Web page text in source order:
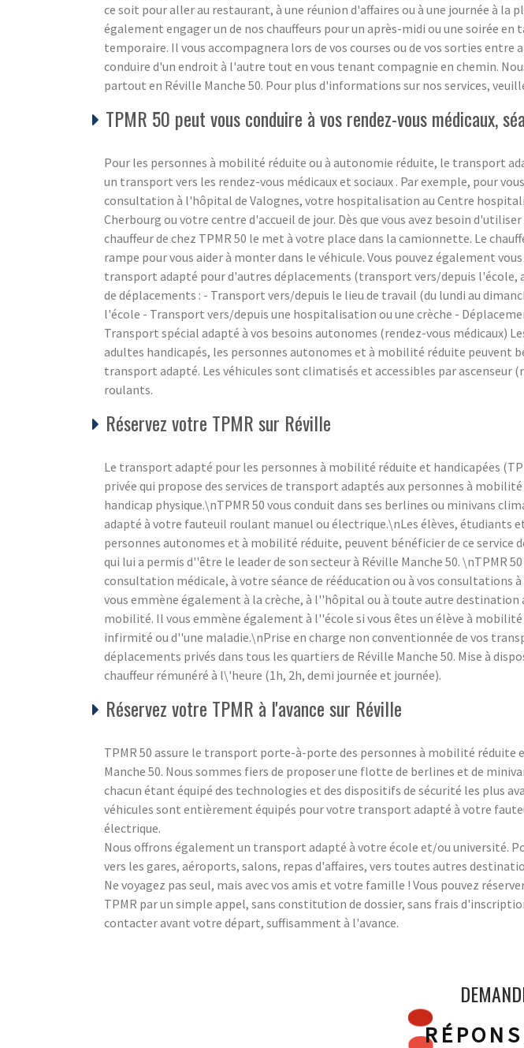
ce soit pour aller au restaurant, à une réunion d'affaires ou à une journée à la
également engager un de nos chauffeurs pour un après-midi ou une soirée en
temporaire. Il vous accompagnera lors de vos courses ou de vos sorties entre
conduire d'un endroit à l'autre tout en vous tenant compagnie en chemin.
partout en Réville Manche 50. Pour plus d'informations sur nos services,
TPMR 50 peut vous conduire à vos rendez-vous médicaux,
Pour les personnes à mobilité réduite ou à autonomie réduite, le transport
un transport vers les rendez-vous médicaux et sociaux . Par exemple, pour
consultation à l'hôpital de Valognes, votre hospitalisation au Centre
Cherbourg ou votre centre d'accueil de jour. Dès que vous avez besoin
chauffeur de chez TPMR 50 le met à votre place dans la camionnette. Le
rampe pour vous aider à monter dans le véhicule. Vous pouvez également vous
transport adapté pour d'autres déplacements (transport vers/depuis l'école,
de déplacements : - Transport vers/depuis le lieu de travail (du lundi au
l'école - Transport vers/depuis une hospitalisation ou une crèche -
Transport spécial adapté à vos besoins autonomes (rendez-vous médicaux)
adultes handicapés, les personnes autonomes et à mobilité réduite peuvent
transport adapté. Les véhicules sont climatisés et accessibles par ascenseur
roulants.
Réservez votre TPMR sur Réville
Le transport adapté pour les personnes à mobilité réduite et handicapées
privée qui propose des services de transport adaptés aux personnes à
handicap physique.\nTPMR 50 vous conduit dans ses berlines ou minivans
adapté à votre fauteuil roulant manuel ou électrique.\nLes élèves, étudiants
personnes autonomes et à mobilité réduite, peuvent bénéficier de ce service
qui lui a permis d''être le leader de son secteur à Réville Manche 50. \nTPMR
consultation médicale, à votre séance de rééducation ou à vos consultations
vous emmène également à la crèche, à l''hôpital ou à toute autre destination
mobilité. Il vous emmène également à l''école si vous êtes un élève à
infirmité ou d''une maladie.\nPrise en charge non conventionnée de vos
déplacements privés dans tous les quartiers de Réville Manche 50. Mise à
chauffeur rémunéré à l\'heure (1h, 2h, demi journée et journée).
Réservez votre TPMR à l'avance sur Réville
TPMR 50 assure le transport porte-à-porte des personnes à mobilité réduite
Manche 50. Nous sommes fiers de proposer une flotte de berlines et de
chacun étant équipé des technologies et des dispositifs de sécurité les plus
véhicules sont entièrement équipés pour votre transport adapté à votre
électrique.
Nous offrons également un transport adapté à votre école et/ou université.
vers les gares, aéroports, salons, repas d'affaires, vers toutes autres
Ne voyagez pas seul, mais avec vos amis et votre famille ! Vous pouvez
TPMR par un simple appel, sans constitution de dossier, sans frais
contacter avant votre départ, suffisamment à l'avance.